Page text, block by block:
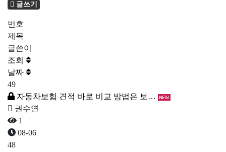
글쓰기
번호
제목
글쓴이
조회
날짜
49
자동차보험 견적 바로 비교 방법은 보…
권수연
1
08-06
48